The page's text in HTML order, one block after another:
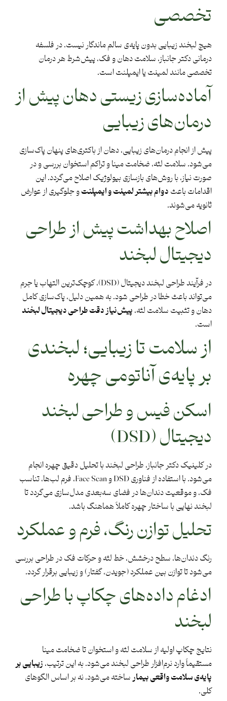
تخصصی
هیچ لبخند زیبایی بدون پایه‌ی سالم ماندگار نیست. در فلسفه
درمانی دکتر جانباز، سلامت دهان و فک، پیش‌شرط هر درمان
تخصصی مانند لمینت یا ایمپلنت است.
آماده‌سازی زیستی دهان پیش از
درمان‌های زیبایی
پیش از انجام درمان‌های زیبایی، دهان از باکتری‌های پنهان پاک‌سازی
می‌شود. سلامت لثه، ضخامت مینا و تراکم استخوان بررسی و در
صورت نیاز، با روش‌های بازسازی بیولوژیک اصلاح می‌گردد. این
اقدامات باعث دوام بیشتر لمینت و ایمپلنتو جلوگیری از عوارض
ثانویه می‌شوند.
اصلاح بهداشت پیش از طراحی
دیجیتال لبخند
در فرآیند طراحی لبخند دیجیتال (DSD)، کوچک‌ترین التهاب یا جرم
می‌تواند باعث خطا در طراحی شود. به همین دلیل، پاک‌سازی کامل
دهان و تثبیت سلامت لثه، پیش‌نیاز دقت طراحی دیجیتال لبخند
است.
از سلامت تا زیبایی؛ لبخندی
بر پایه‌ی آناتومی چهره
اسکن فیس و طراحی لبخند
دیجیتال (DSD)
در کلینیک دکتر جانباز، طراحی لبخند با تحلیل دقیق چهره انجام
می‌شود. با استفاده از فناوری DSD و Face Scan، فرم لب‌ها، تناسب
فک، و موقعیت دندان‌ها در فضای سه‌بعدی مدل‌سازی می‌گردد تا
لبخند نهایی با ساختار چهره کاملاً هماهنگ باشد.
تحلیل توازن رنگ، فرم و عملکرد
رنگ دندان‌ها، سطح درخشش، خط لثه و حرکات فک در طراحی بررسی
می‌شود تا توازن بین عملکرد (جویدن، گفتار) و زیبایی برقرار گردد.
ادغام داده‌های چکاپ با طراحی
لبخند
نتایج چکاپ اولیه از سلامت لثه و استخوان تا ضخامت مینا
مستقیماً وارد نرم‌افزار طراحی لبخند می‌شود. به این ترتیب، زیبایی بر
پایه‌ی سلامت واقعی بیمارساخته می‌شود، نه بر اساس الگوهای
کلی.